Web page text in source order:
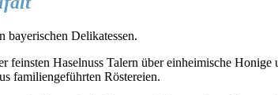
bayerischen Delikatessen.
feinsten Haselnuss Talern über einheimische
familiengeführten Röstereien.